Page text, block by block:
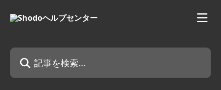
記事を検索...